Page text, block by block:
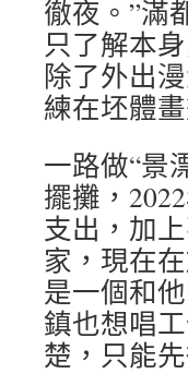
徹夜。”滿
只了解本
除了外出
練在坯體畫
一路做“景
擺攤，
支出，加
家，現在
是一個和
鎮也想唱
楚，只能